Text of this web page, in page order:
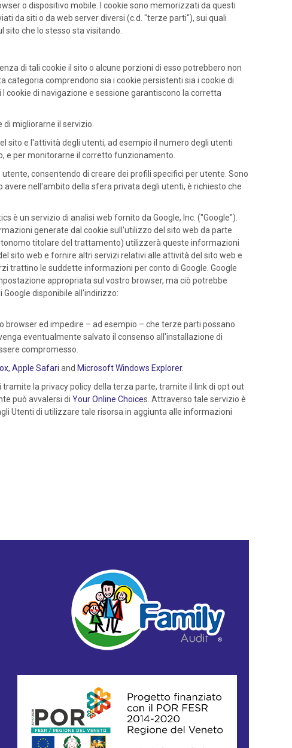
o dispositivo mobile. I cookie sono memorizzati da questi
da siti o da web server diversi (c.d. "terze parti"), sui quali
sito che lo stesso sta visitando.
di tali cookie il sito o alcune porzioni di esso potrebbero non
comprendono sia i cookie persistenti sia i cookie di
cookie di navigazione e sessione garantiscono la corretta
migliorarne il servizio.
sito e l'attività degli utenti, ad esempio il numero degli utenti
e per monitorarne il corretto funzionamento.
consentendo di creare dei profili specifici per utente. Sono
nell'ambito della sfera privata degli utenti, è richiesto che
è un servizio di analisi web fornito da Google, Inc. ("Google").
generate dal cookie sull'utilizzo del sito web da parte
titolare del trattamento) utilizzerà queste informazioni
sito web e fornire altri servizi relativi alle attività del sito web e
trattino le suddette informazioni per conto di Google. Google
appropriata sul vostro browser, ma ciò potrebbe
disponibile all'indirizzo:
ed impedire – ad esempio – che terze parti possano
eventualmente salvato il consenso all'installazione di
compromesso.
Apple Safari and Microsoft Windows Explorer.
la privacy policy della terza parte, tramite il link di opt out
può avvalersi di Your Online Choices. Attraverso tale servizio è
Utenti di utilizzare tale risorsa in aggiunta alle informazioni